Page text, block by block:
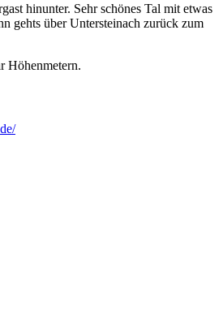
hinunter. Sehr schönes Tal mit etwas
gehts über Untersteinach zurück zum
Höhenmetern.